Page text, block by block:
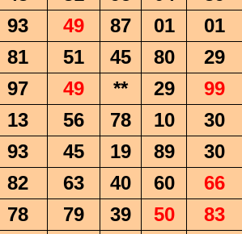
93 49 87 01
01
81 51 45 80
29
97 49 ** 29
99
13 56 78 10
30
93 45 19 89
30
82 63 40 60
66
78 79 39 50
83